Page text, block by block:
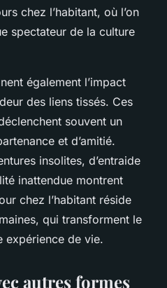
chez l’habitant, où l’on
spectateur de la culture
également l’impact
des liens tissés. Ces
souvent un
et d’amitié.
insolites, d’entraide
inattendue montrent
chez l’habitant réside
qui transforment le
expérience de vie.
autres formes